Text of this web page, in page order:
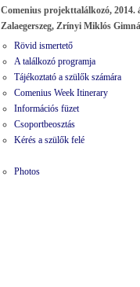
Comenius projekttalálkozó, 2014.
Zalaegerszeg, Zrínyi Miklós
Rövid ismertető
A találkozó programja
Tájékoztató a szülők számára
Comenius Week Itinerary
Információs füzet
Csoportbeosztás
Kérés a szülők felé
Photos